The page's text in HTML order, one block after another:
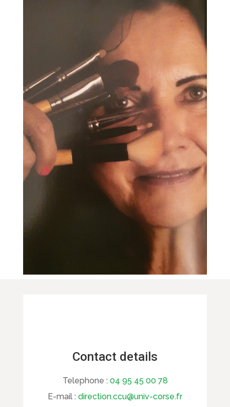
Contact details
Telephone : 04 95 45 00 78
E-mail : direction.ccu@univ-corse.fr